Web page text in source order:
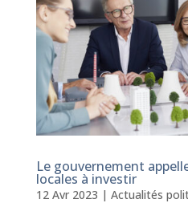
Le gouvernement
locales à investir
12 Avr 2023 | Actualités